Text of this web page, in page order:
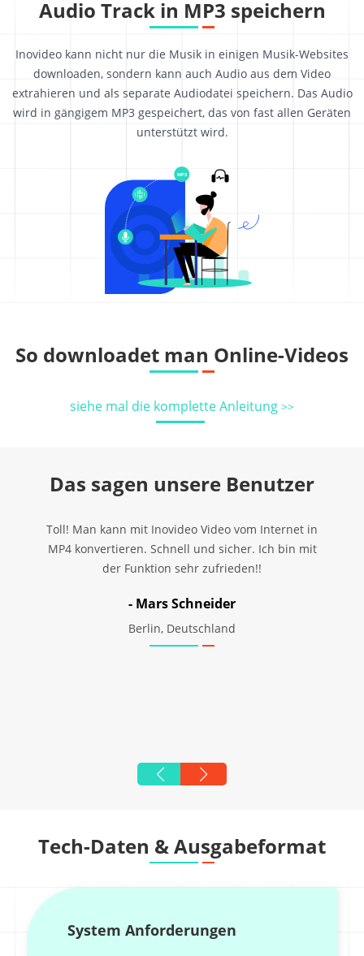
Audio Track in MP3 speichern
Inovideo kann nicht nur die Musik in einigen Musik-Websites
downloaden, sondern kann auch Audio aus dem Video
extrahieren und als separate Audiodatei speichern. Das Audio
wird in gängigem MP3 gespeichert, das von fast allen Geräten
unterstützt wird.
So downloadet man Online-Videos
siehe mal die komplette Anleitung >>
Das sagen unsere Benutzer
Toll! Man kann mit Inovideo Video vom Internet in
MP4 konvertieren. Schnell und sicher. Ich bin mit
der Funktion sehr zufrieden!!
- Mars Schneider
Berlin, Deutschland
Tech-Daten & Ausgabeformat
System Anforderungen